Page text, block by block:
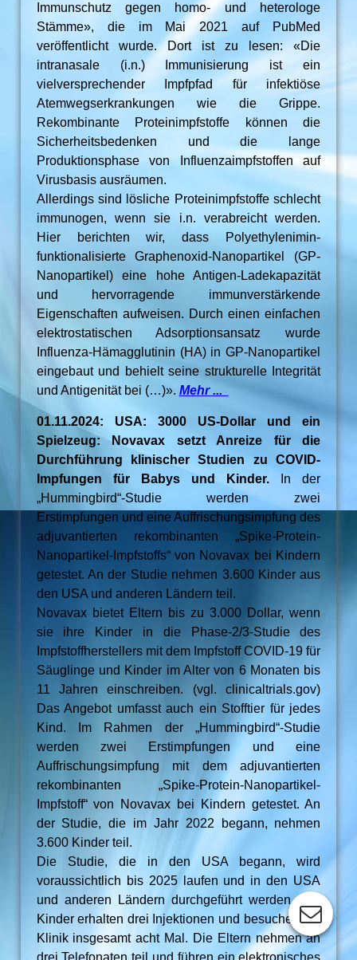
Immunschutz gegen homo- und heterologe
Stämme», die im Mai 2021 auf PubMed
veröffentlicht wurde. Dort ist zu lesen: «Die
intranasale (i.n.) Immunisierung ist ein
vielversprechender Impfpfad für infektiöse
Atemwegserkrankungen wie die Grippe.
Rekombinante Proteinimpfstoffe können die
Sicherheitsbedenken und die lange
Produktionsphase von Influenzaimpfstoffen auf
Virusbasis ausräumen.
Allerdings sind lösliche Proteinimpfstoffe schlecht
immunogen, wenn sie i.n. verabreicht werden.
Hier berichten wir, dass Polyethylenimin-
funktionalisierte Graphenoxid-Nanopartikel (GP-
Nanopartikel) eine hohe Antigen-Ladekapazität
und hervorragende immunverstärkende
Eigenschaften aufweisen. Durch einen einfachen
elektrostatischen Adsorptionsansatz wurde
Influenza-Hämagglutinin (HA) in GP-Nanopartikel
eingebaut und behielt seine strukturelle Integrität
und Antigenität bei (…)». Mehr ...
01.11.2024: USA: 3000 US-Dollar und ein
Spielzeug: Novavax setzt Anreize für die
Durchführung klinischer Studien zu COVID-
Impfungen für Babys und Kinder. In der
„Hummingbird“-Studie werden zwei
Erstimpfungen und eine Auffrischungsimpfung des
adjuvantierten rekombinanten „Spike-Protein-
Nanopartikel-Impfstoffs“ von Novavax bei Kindern
getestet. An der Studie nehmen 3.600 Kinder aus
den USA und anderen Ländern teil.
Novavax bietet Eltern bis zu 3.000 Dollar, wenn
sie ihre Kinder in die Phase-2/3-Studie des
Impfstoffherstellers mit dem Impfstoff COVID-19 für
Säuglinge und Kinder im Alter von 6 Monaten bis
11 Jahren einschreiben. (vgl. clinicaltrials.gov)
Das Angebot umfasst auch ein Stofftier für jedes
Kind. Im Rahmen der „Hummingbird“-Studie
werden zwei Erstimpfungen und eine
Auffrischungsimpfung mit dem adjuvantierten
rekombinanten „Spike-Protein-Nanopartikel-
Impfstoff“ von Novavax bei Kindern getestet. An
der Studie, die im Jahr 2022 begann, nehmen
3.600 Kinder teil.
Die Studie, die in den USA begann, wird
voraussichtlich bis 2025 laufen und in den USA
und anderen Ländern durchgeführt werden. Die
Kinder erhalten drei Injektionen und besuchen die
Klinik insgesamt acht Mal. Die Eltern nehmen an
drei Telefonaten teil und führen ein elektronisches